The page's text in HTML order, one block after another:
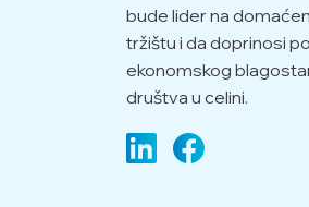
bude lider na
tržištu i da doprinosi
ekonomskog
društva u celini.